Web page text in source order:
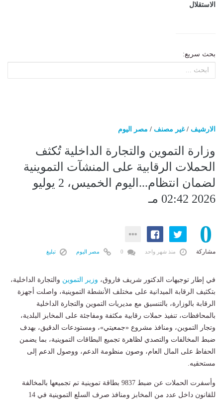
الاستقلال
بحث سريع:
الارشيف /غير مصنف / مصر اليوم
وزارة التموين والتجارة الداخلية تُكثف
الحملات الرقابية على المنشآت التموينية
لضمان انتظام...اليوم الخميس، 2 يوليو
2026 02:42 مـ
0
مشاركة منذ شهر واحد مصر اليوم تبليغ
في إطار توجيهات الدكتور شريف فاروق، وزير التموين والتجارة الداخلية،
بتكثيف الرقابة الميدانية على مختلف الأنشطة التموينية، واصلت أجهزة
الرقابة بالوزارة، بالتنسيق مع مديريات التموين والتجارة الداخلية
بالمحافظات، تنفيذ حملات رقابية مكثفة ومفاجئة على المخابز البلدية،
وتجار التموين، ومنافذ مشروع «جمعيتي»، ومستودعات الدقيق، بهدف
ضبط المخالفات والتصدي لظاهرة تجميع البطاقات التموينية، بما يضمن
الحفاظ على المال العام، وصون منظومة الدعم، ووصول الدعم إلى
مستحقيه.
وأسفرت الحملات عن ضبط 9837 بطاقة تموينية تم تجميعها بالمخالفة
للقانون داخل عدد من المخابز ومنافذ صرف السلع التموينية في 14